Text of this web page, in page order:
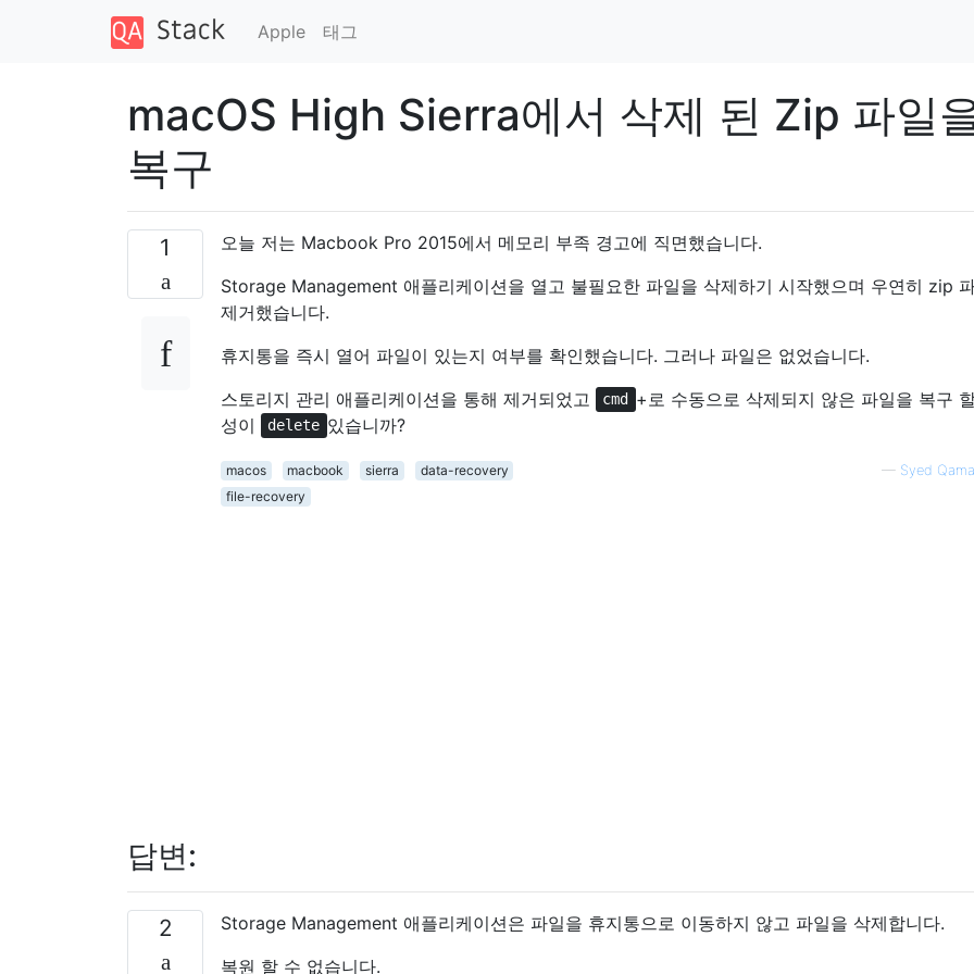
Apple 태그
macOS High Sierra에서 삭제 된 Zip 파일
복구
1
오늘 저는 Macbook Pro 2015에서 메모리 부족 경고에 직면했습니다.
Storage Management 애플리케이션을 열고 불필요한 파일을 삭제하기 시작했으며 우연히 zip
제거했습니다.
휴지통을 즉시 열어 파일이 있는지 여부를 확인했습니다. 그러나 파일은 없었습니다.
스토리지 관리 애플리케이션을 통해 제거되었고
cmd
+로 수동으로 삭제되지 않은 파일을 복구
성이
delete 있습니까?
macos macbook sierra
data-recovery
file-recovery
— Syed
답변:
2
Storage Management 애플리케이션은 파일을 휴지통으로 이동하지 않고 파일을 삭제합니다.
복원 할 수 없습니다.